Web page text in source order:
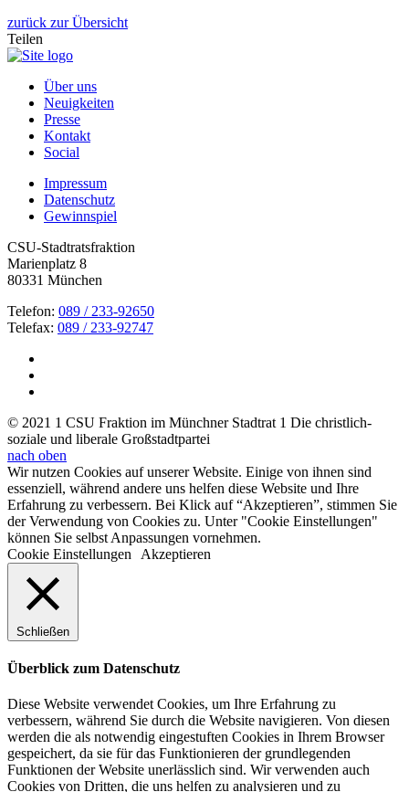
zurück zur Übersicht
Teilen
Über uns
Neuigkeiten
Presse
Kontakt
Social
Impressum
Datenschutz
Gewinnspiel
CSU-Stadtratsfraktion
Marienplatz 8
80331 München
Telefon: 089 / 233-92650
Telefax: 089 / 233-92747
© 2021 1 CSU Fraktion im Münchner Stadtrat 1 Die christlich-
soziale und liberale Großstadtpartei
nach oben
Wir nutzen Cookies auf unserer Website. Einige von ihnen sind
essenziell, während andere uns helfen diese Website und Ihre
Erfahrung zu verbessern. Bei Klick auf “Akzeptieren”, stimmen Sie
der Verwendung von Cookies zu. Unter "Cookie Einstellungen"
können Sie selbst Anpassungen vornehmen.
Cookie Einstellungen
Akzeptieren
Schließen
Überblick zum Datenschutz
Diese Website verwendet Cookies, um Ihre Erfahrung zu
verbessern, während Sie durch die Website navigieren. Von diesen
werden die als notwendig eingestuften Cookies in Ihrem Browser
gespeichert, da sie für das Funktionieren der grundlegenden
Funktionen der Website unerlässlich sind. Wir verwenden auch
Cookies von Dritten, die uns helfen zu analysieren und zu